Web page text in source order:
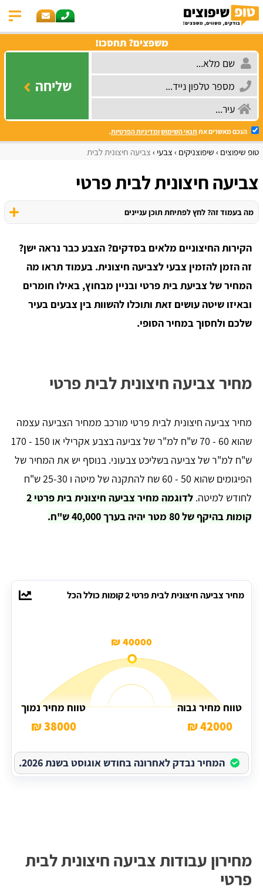
משפצים? תחסכו!
שליחה
הנכם מאשרים את תנאי השימושומדיניות הפרטיות.
טופ שיפוצים שיפוצניקים צבעי צביעה חיצונית לבית
צביעה חיצונית לבית פרטי
מה בעמוד זה? לחץ לפתיחת תוכן עניינים
הקירות החיצוניים מלאים בסדקים? הצבע כבר נראה ישן?
זה הזמן להזמין צבעי לצביעה חיצונית. בעמוד תראו מה
המחיר של צביעת בית פרטי ובניין מבחוץ, באילו חומרים
ובאיזו שיטה עושים זאת ותוכלו להשוות בין צבעים בעיר
שלכם ולחסוך במחיר הסופי.
מחיר צביעה חיצונית לבית פרטי
מחיר צביעה חיצונית לבית פרטי מורכב ממחיר הצביעה עצמה
שהוא 60 - 70 ש"ח למ"ר של צביעה בצבע אקרילי או 150 - 170
ש"ח למ"ר של צביעה בשליכט צבעוני. בנוסף יש את המחיר של
הפיגומים שהוא 50 - 60 שח להתקנה של מיטה ו 25-30 ש"ח
לחודש למיטה.
לדוגמה מחיר צביעה חיצונית בית פרטי 2
קומות בהיקף של 80 מטר יהיה בערך 40,000 ש"ח.
מחיר צביעה חיצונית לבית פרטי 2 קומות כולל הכל
40000 ₪
טווח מחיר גבוה
42000 ₪
טווח מחיר נמוך
38000 ₪
המחיר נבדק לאחרונה בחודש אוגוסט בשנת 2026.
מחירון עבודות צביעה חיצונית לבית
פרטי